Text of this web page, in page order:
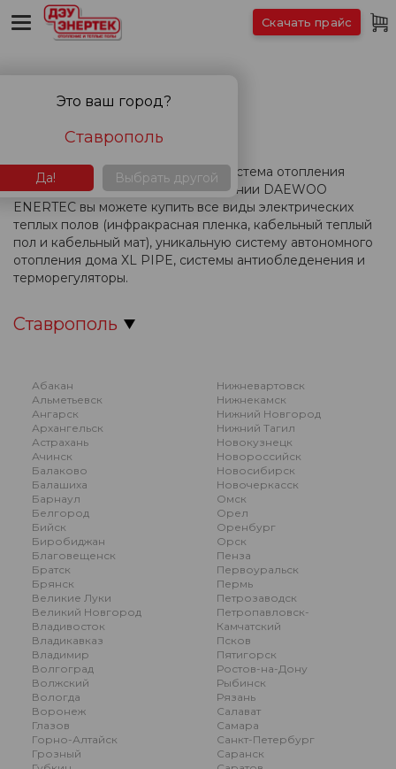
КОНТАКТЫ
Вас интересует теплый пол или система отопления
дома? В представительстве компании DAEWOO
ENERTEC вы можете купить все виды электрических
теплых полов (инфракрасная пленка, кабельный теплый
пол и кабельный мат), уникальную систему автономного
отопления дома XL PIPE, системы антиобледенения и
терморегуляторы.
Ставрополь
Абакан
Альметьевск
Ангарск
Архангельск
Астрахань
Ачинск
Балаково
Балашиха
Барнаул
Белгород
Бийск
Биробиджан
Благовещенск
Братск
Брянск
Великие Луки
Великий Новгород
Владивосток
Владикавказ
Владимир
Волгоград
Волжский
Вологда
Воронеж
Глазов
Горно-Алтайск
Грозный
Нижневартовск
Нижнекамск
Нижний Новгород
Нижний Тагил
Новокузнецк
Новороссийск
Новосибирск
Новочеркасск
Омск
Орел
Оренбург
Орск
Пенза
Первоуральск
Пермь
Петрозаводск
Петропавловск-
Камчатский
Псков
Пятигорск
Ростов-на-Дону
Рыбинск
Рязань
Салават
Самара
Санкт-Петербург
Саранск
Скачать прайс
Это ваш город?
Ставрополь
Да! Выбрать другой